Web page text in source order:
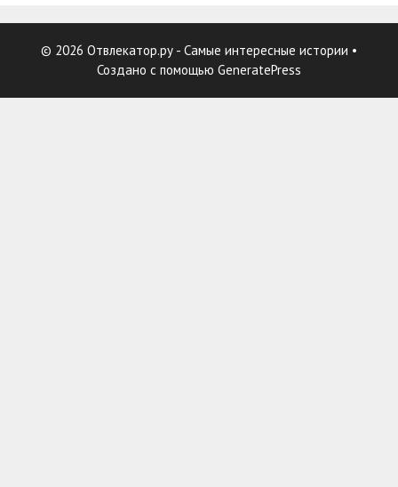
© 2026 Отвлекатор.ру - Самые интересные истории •
Создано с помощью GeneratePress